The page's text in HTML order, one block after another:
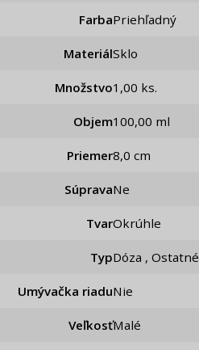
Farba Priehľadný
Materiál Sklo
Množstvo 1,00 ks.
Objem 100,00 ml
Priemer 8,0 cm
Súprava ne
Tvar Okrúhle
Typ Dóza , Ostatné
Umývačka riadu Nie
Veľkosť Malé